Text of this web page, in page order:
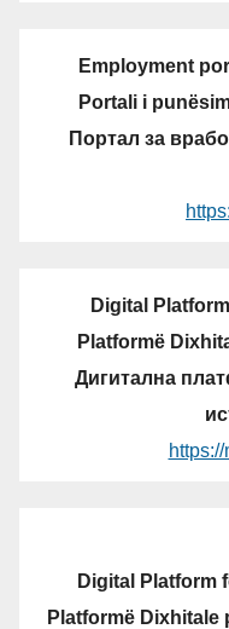
Employment
Portali i
Портал за
Digital
Platformë
Дигитална
Digital Platform
Platformë Dixhitale